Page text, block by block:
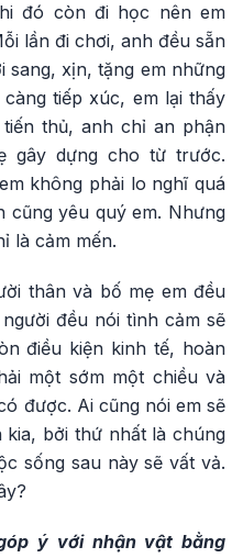
đó còn đi học nên em
lần đi chơi, anh đều sẵn
sang, xịn, tặng em những
tiếp xúc, em lại thấy
thủ, anh chỉ an phận
gây dựng cho từ trước.
không phải lo nghĩ quá
cũng yêu quý em. Nhưng
là cảm mến.
thân và bố mẹ em đều
đều nói tình cảm sẽ
điều kiện kinh tế, hoàn
một sớm một chiều và
được. Ai cũng nói em sẽ
bởi thứ nhất là chúng
sống sau này sẽ vất vả.
ý với nhận vật bằng